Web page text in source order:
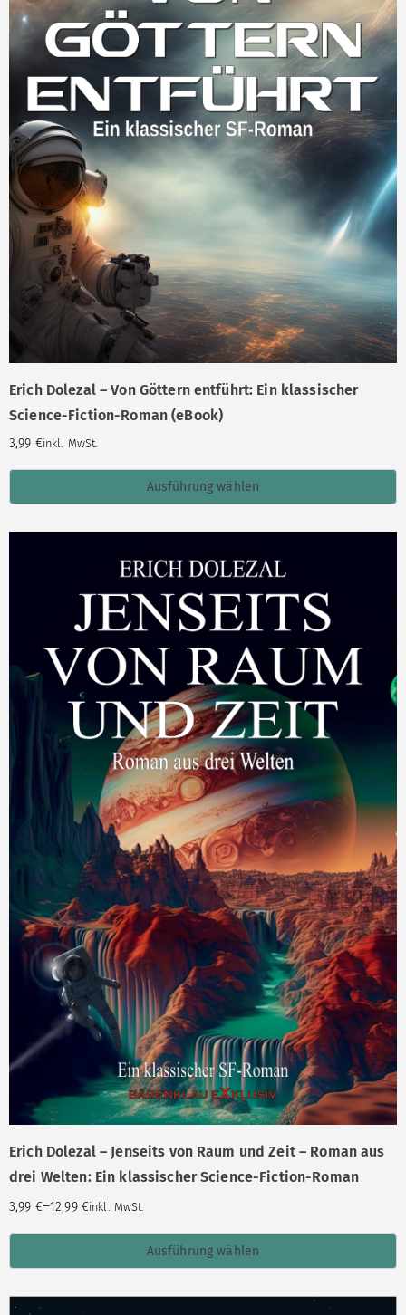
Erich Dolezal – Von Göttern entführt: Ein klassischer
Science-Fiction-Roman (eBook)
3,99 €inkl. MwSt.
Ausführung wählen
Erich Dolezal – Jenseits von Raum und Zeit – Roman aus
drei Welten: Ein klassischer Science-Fiction-Roman
3,99 €–12,99 €inkl. MwSt.
Ausführung wählen